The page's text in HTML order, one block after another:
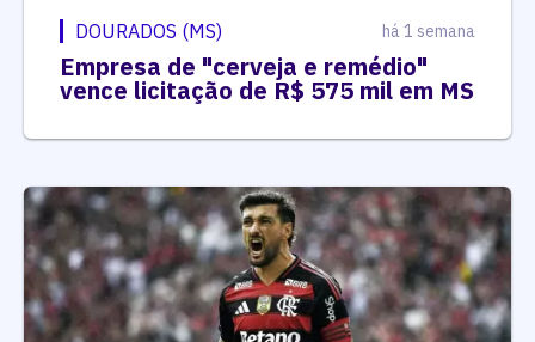
DOURADOS (MS) há 1 semana
Empresa de "cerveja e remédio"
vence licitação de R$ 575 mil em MS